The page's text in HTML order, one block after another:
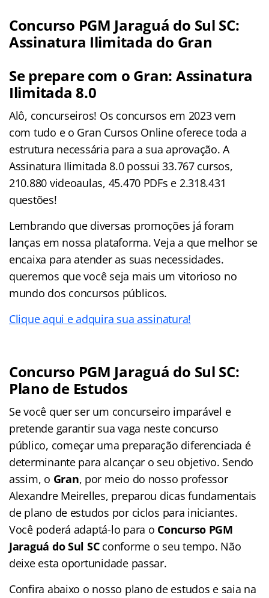
Concurso PGM Jaraguá do Sul SC:
Assinatura Ilimitada do Gran
Se prepare com o Gran: Assinatura
Ilimitada 8.0
Alô, concurseiros! Os concursos em 2023 vem
com tudo e o Gran Cursos Online oferece toda a
estrutura necessária para a sua aprovação. A
Assinatura Ilimitada 8.0 possui 33.767 cursos,
210.880 videoaulas, 45.470 PDFs e 2.318.431
questões!
Lembrando que diversas promoções já foram
lanças em nossa plataforma. Veja a que melhor se
encaixa para atender as suas necessidades.
queremos que você seja mais um vitorioso no
mundo dos concursos públicos.
Clique aqui e adquira sua assinatura!
Concurso PGM Jaraguá do Sul SC:
Plano de Estudos
Se você quer ser um concurseiro imparável e
pretende garantir sua vaga neste concurso
público, começar uma preparação diferenciada é
determinante para alcançar o seu objetivo. Sendo
assim, o Gran, por meio do nosso professor
Alexandre Meirelles, preparou dicas fundamentais
de plano de estudos por ciclos para iniciantes.
Você poderá adaptá-lo para o Concurso PGM
Jaraguá do Sul SC conforme o seu tempo. Não
deixe esta oportunidade passar.
Confira abaixo o nosso plano de estudos e saia na